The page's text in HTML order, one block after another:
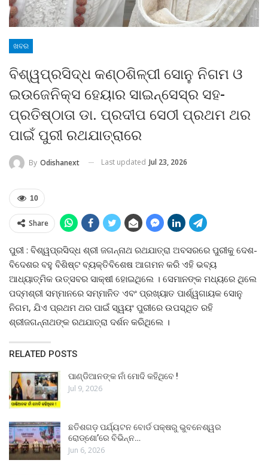
ଖବର
ବିଶ୍ୱପ୍ରସିଦ୍ଧ କଣ୍ଠଶିଳ୍ପୀ ସୋନୁ ନିଗମ ଓ
ଇଉଜେନିକ୍ସ ହେୟାର ସାଇନ୍ସେସ୍ର ସହ-
ପ୍ରତିଷ୍ଠାତା ଡା. ପ୍ରଦୀପ ସେଠୀ ପ୍ରଥମ ଥର
ପାଇଁ ପୁରୀ ରଥଯାତ୍ରାରେ
By Odishanext Last updated Jul 23, 2026
10
Share
ପୁରୀ : ବିଶ୍ୱପ୍ରସିଦ୍ଧ ଶ୍ରୀ ଜଗନ୍ନାଥ ରଥଯାତ୍ରା ଅବସରରେ ପୁରୀକୁ ଦେଶ-
ବିଦେଶର ବହୁ ବିଶିଷ୍ଟ ବ୍ୟକ୍ତିବିଶେଷ ଆଗମନ କରି ଏହି ଭବ୍ୟ
ଆଧ୍ୟାତ୍ମିକ ଉତ୍ସବର ସାକ୍ଷୀ ହୋଇଥିଲେ । ସେମାନଙ୍କ ମଧ୍ୟରେ ଥିଲେ
ପଦ୍ମଶ୍ରୀ ସମ୍ମାନରେ ସମ୍ମାନିତ ଏବଂ ପ୍ରଖ୍ୟାତ ପାର୍ଶ୍ୱଗାୟକ ସୋନୁ
ନିଗମ, ଯିଏ ପ୍ରଥମ ଥର ପାଇଁ ସ୍ୱୟଂ ପୁରୀରେ ଉପସ୍ଥିତ ରହି
ଶ୍ରୀଜଗନ୍ନାଥଙ୍କ ରଥଯାତ୍ରା ଦର୍ଶନ କରିଥିଲେ ।
RELATED POSTS
ପାଣ୍ଡିଆନଙ୍କ ନାଁ ମୋଦି କହିଥିବେ !
Jul 9, 2026
ଛତିଶଗଡ଼ ପର୍ଯ୍ୟଟନ ବୋର୍ଡ ପକ୍ଷରୁ ଭୁବନେଶ୍ୱର
ରୋଡ୍‌ଶୋ’ରେ ବିଭିନ୍ନ…
Jun 6, 2026